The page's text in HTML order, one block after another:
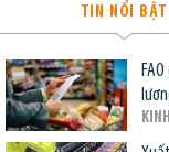
TIN NỔI BẬT